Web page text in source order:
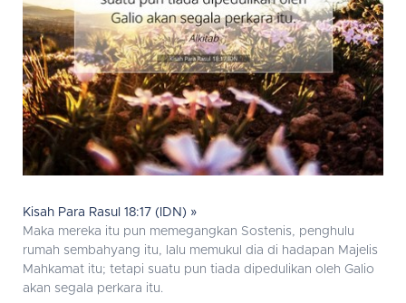
Kisah Para Rasul 18:17 (IDN) »
Maka mereka itu pun memegangkan Sostenis, penghulu
rumah sembahyang itu, lalu memukul dia di hadapan Majelis
Mahkamat itu; tetapi suatu pun tiada dipedulikan oleh Galio
akan segala perkara itu.